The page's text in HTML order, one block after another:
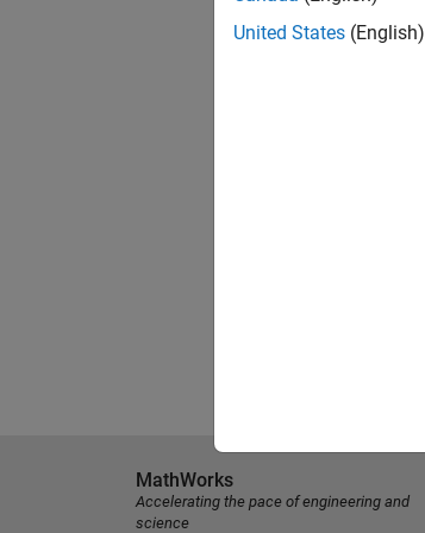
United States (English)
MathWorks
Accelerating the pace of engineering and
science